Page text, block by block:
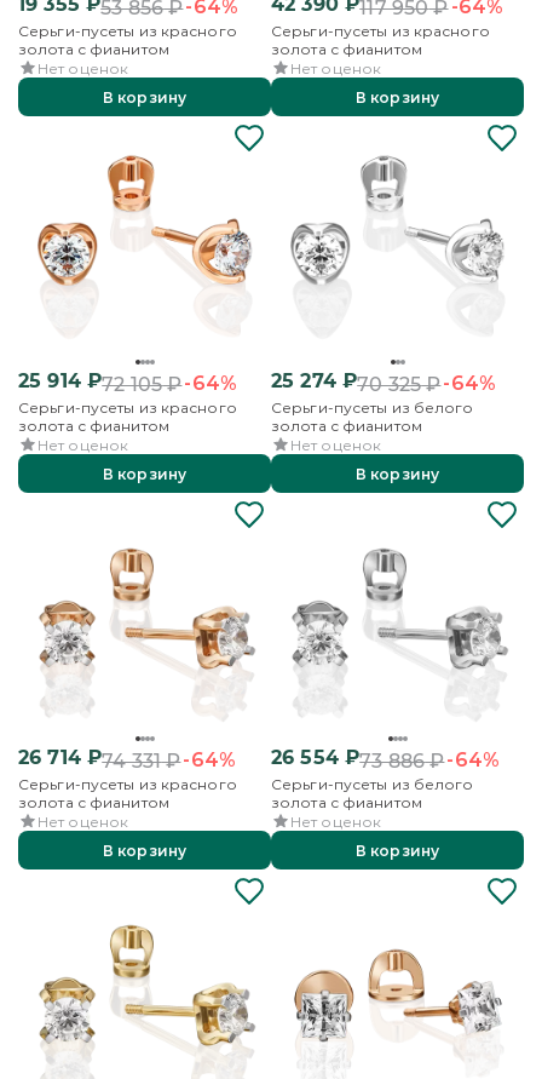
53 856₽-64%
Серьги-пусеты из красного
золота с фианитом
Нет оценок
В корзину
117 950₽-64%
Серьги-пусеты из красного
золота с фианитом
Нет оценок
В корзину
25 914₽72 105₽-64%
Серьги-пусеты из красного
золота с фианитом
Нет оценок
В корзину
25 274₽70 325₽-64%
Серьги-пусеты из белого
золота с фианитом
Нет оценок
В корзину
26 714₽74 331₽-64%
Серьги-пусеты из красного
золота с фианитом
Нет оценок
В корзину
26 554₽73 886₽-64%
Серьги-пусеты из белого
золота с фианитом
Нет оценок
В корзину